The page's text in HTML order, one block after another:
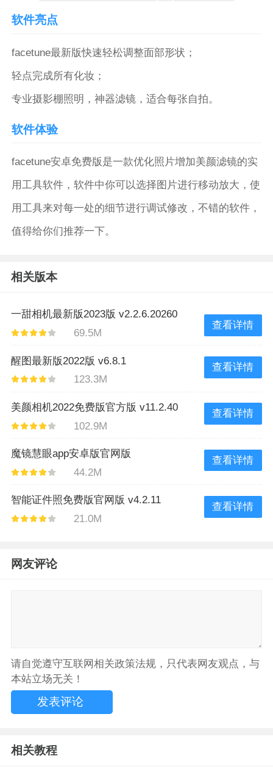
软件亮点
facetune最新版快速轻松调整面部形状；
轻点完成所有化妆；
专业摄影棚照明，神器滤镜，适合每张自拍。
软件体验
facetune安卓免费版是一款优化照片增加美颜滤镜的实
用工具软件，软件中你可以选择图片进行移动放大，使
用工具来对每一处的细节进行调试修改，不错的软件，
值得给你们推荐一下。
相关版本
一甜相机最新版2023版 v2.2.6.20260
69.5M
查看详情
醒图最新版2022版 v6.8.1
123.3M
查看详情
美颜相机2022免费版官方版 v11.2.40
102.9M
查看详情
魔镜慧眼app安卓版官网版
v2.0.20.0425
44.2M
查看详情
智能证件照免费版官网版 v4.2.11
21.0M
查看详情
网友评论
请自觉遵守互联网相关政策法规，只代表网友观点，与
本站立场无关！
相关教程